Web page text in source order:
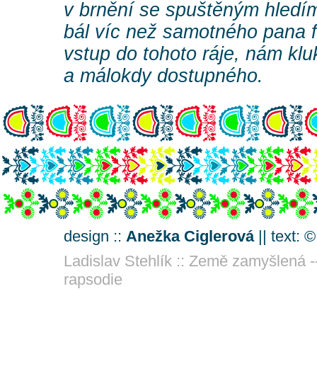
v brnění se spuštěným
bál víc než samotného pana
vstup do tohoto ráje, nám
a málokdy dostupného.
design :: Anežka Ciglerová|| text: ©
Ladislav Stehlík :: Země zamyšlená
rapsodie